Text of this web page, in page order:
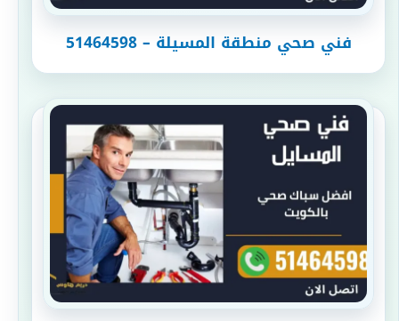
فني صحي منطقة المسيلة – 51464598